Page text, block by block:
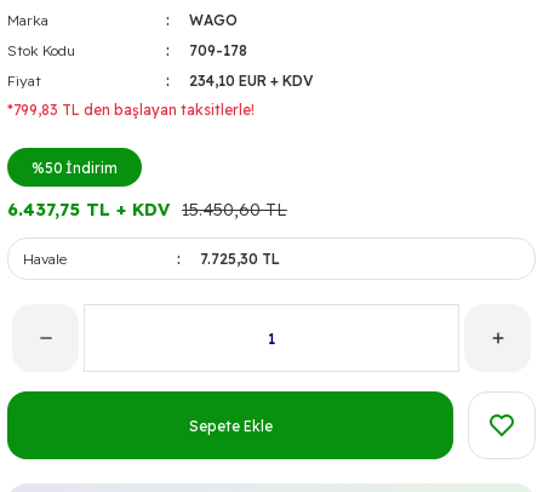
Marka
WAGO
Stok Kodu
709-178
Fiyat
234,10 EUR + KDV
*799,83 TL den başlayan taksitlerle!
%50 İndirim
6.437,75 TL + KDV 15.450,60 TL
Havale 7.725,30 TL
Sepete Ekle